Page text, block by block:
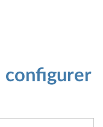
configurer